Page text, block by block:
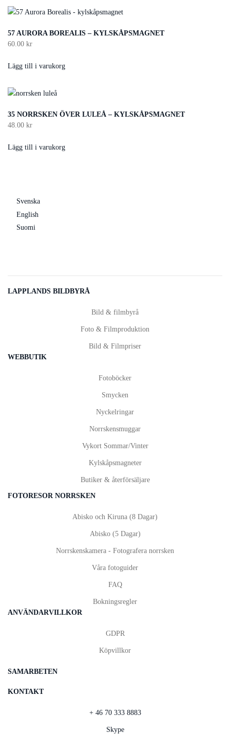
57 AURORA BOREALIS – KYLSKÅPSMAGNET
60.00 kr
Lägg till i varukorg
35 NORRSKEN ÖVER LULEÅ – KYLSKÅPSMAGNET
48.00 kr
Lägg till i varukorg
Svenska
English
Suomi
LAPPLANDS BILDBYRÅ
Bild & filmbyrå
Foto & Filmproduktion
Bild & Filmpriser
WEBBUTIK
Fotoböcker
Smycken
Nyckelringar
Norrskensmuggar
Vykort Sommar/Vinter
Kylskåpsmagneter
Butiker & återförsäljare
FOTORESOR NORRSKEN
Abisko och Kiruna (8 Dagar)
Abisko (5 Dagar)
Norrskenskamera - Fotografera norrsken
Våra fotoguider
FAQ
Bokningsregler
ANVÄNDARVILLKOR
GDPR
Köpvillkor
SAMARBETEN
KONTAKT
+ 46 70 333 8883
Skype